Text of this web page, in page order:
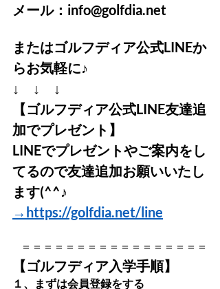
メール：info@golfdia.net
またはゴルフディア公式LINEか
らお気軽に♪
↓　↓　↓
【ゴルフディア公式LINE友達追
加でプレゼント】
LINEでプレゼントやご案内をし
てるので友達追加お願いいたし
ます(^^♪
→https://golfdia.net/line
   ＝＝＝＝＝＝＝＝＝＝＝＝＝＝＝＝＝
【ゴルフディア入学手順】
１、まずは会員登録をする